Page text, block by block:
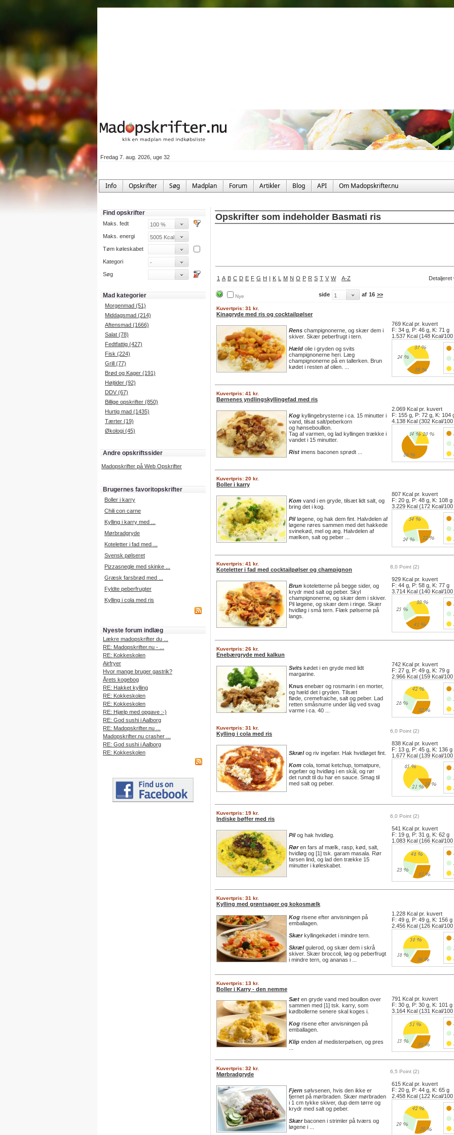
Fredag 7. aug. 2026, uge 32
Info Opskrifter Søg Madplan Forum Artikler Blog API Om Madopskrifter.nu
Find opskrifter
Maks. fedt
Maks. energi
Tøm køleskabet
Kategori
Søg
Mad kategorier
Morgenmad (51)
Middagsmad (214)
Aftensmad (1666)
Salat (78)
Fedtfattig (427)
Fisk (224)
Grill (77)
Brød og Kager (191)
Højtider (92)
DDV (67)
Billige opskrifter (850)
Hurtig mad (1435)
Tærter (19)
Økologi (45)
Andre opskriftssider
Madopskrifter på Web Opskrifter
Brugernes favoritopskrifter
Boller i karry
Chili con carne
Kylling i karry med ...
Mørbradgryde
Koteletter i fad med ...
Svensk pølseret
Pizzasnegle med skinke ...
Græsk farsbrød med ...
Fyldte peberfrugter
Kylling i cola med ris
Nyeste forum indlæg
Lækre madopskrifter du ...
RE: Madopskrifter.nu - ...
RE: Kokkeskolen
Airfryer
Hvor mange bruger gastrik?
Årets kogebog
RE: Hakket kylling
RE: Kokkeskolen
RE: Kokkeskolen
RE: Hjælp med opgave :-)
RE: God sushi i Aalborg
RE: Madopskrifter.nu ...
Madopskrifter.nu crasher ...
RE: God sushi i Aalborg
RE: Kokkeskolen
Opskrifter som indeholder Basmati ris
1 A B C D E F G H I K L M N O P R S T V W A-Z Detaljeret
Nye side af 16 >>
Kuvertpris: 31 kr.
Kinagryde med ris og cocktailpølser
Rens champignonerne, og skær dem i
skiver. Skær peberfrugt i tern.
Hæld olie i gryden og svits
champignonerne heri. Læg
champignonerne på en tallerken. Brun
kødet i resten af olien. ...
769 Kcal pr. kuvert
F: 34 g, P: 46 g, K: 71 g
1.537 Kcal (148 Kcal/100
Kuvertpris: 41 kr.
Børnenes yndlingskyllingefad med ris
Kog kyllingebrysterne i ca. 15 minutter i
vand, tilsat salt/peberkorn
og hønseboullion.
Tag af varmen, og lad kyllingen trække i
vandet i 15 minutter.
Rist imens baconen sprødt ...
2.069 Kcal pr. kuvert
F: 155 g, P: 72 g, K: 104
4.138 Kcal (302 Kcal/100
Kuvertpris: 20 kr.
Boller i karry
Kom vand i en gryde, tilsæt lidt salt, og
bring det i kog.
Pilløgene, og hak dem fint. Halvdelen af
løgene røres sammen med det hakkede
svinekød, mel og æg. Halvdelen af
mælken, salt og peber ...
807 Kcal pr. kuvert
F: 20 g, P: 48 g, K: 108 g
3.229 Kcal (172 Kcal/100
Kuvertpris: 41 kr.
Koteletter i fad med cocktailpølser og champignon 8,0 Point (2)
Brun koteletterne på begge sider, og
krydr med salt og peber. Skyl
champignonerne, og skær dem i skiver.
Pil løgene, og skær dem i ringe. Skær
hvidløg i små tern. Flæk pølserne på
langs.
929 Kcal pr. kuvert
F: 44 g, P: 58 g, K: 77 g
3.714 Kcal (140 Kcal/100
Kuvertpris: 26 kr.
Enebærgryde med kalkun
Svits kødet i en gryde med lidt
margarine.
Knus enebær og rosmarin i en morter,
og hæld det i gryden. Tilsæt
fløde, cremefraiche, salt og peber. Lad
retten småsnurre under låg ved svag
varme i ca. 40 ...
742 Kcal pr. kuvert
F: 27 g, P: 49 g, K: 79 g
2.966 Kcal (159 Kcal/100
Kuvertpris: 31 kr.
Kylling i cola med ris 6,0 Point (2)
Skrælog riv ingefær. Hak hvidløget fint.
Kom cola, tomat ketchup, tomatpure,
ingefær og hvidløg i en skål, og rør
det rundt til du har en sauce. Smag til
med salt og peber.
838 Kcal pr. kuvert
F: 13 g, P: 45 g, K: 136 g
1.677 Kcal (139 Kcal/100
Kuvertpris: 19 kr.
Indiske bøffer med ris 6,0 Point (2)
Pilog hak hvidløg.
Røren fars af mælk, rasp, kød, salt,
hvidløg og [1] tsk. garam masala. Rør
farsen lind, og lad den trække 15
minutter i køleskabet.
541 Kcal pr. kuvert
F: 19 g, P: 31 g, K: 62 g
1.083 Kcal (166 Kcal/100
Kuvertpris: 31 kr.
Kylling med grøntsager og kokosmælk
Kog risene efter anvisningen på
emballagen.
Skærkyllingekødet i mindre tern.
Skrælgulerod, og skær dem i skrå
skiver. Skær broccoli, løg og peberfrugt
i mindre tern, og ananas i ...
1.228 Kcal pr. kuvert
F: 49 g, P: 49 g, K: 156 g
2.456 Kcal (126 Kcal/100
Kuvertpris: 13 kr.
Boller i Karry - den nemme
Sæt en gryde vand med bouillon over
sammen med [1] tsk. karry, som
kødbollerne senere skal koges i.
Kog risene efter anvisningen på
emballagen.
Klip enden af medisterpølsen, og pres
791 Kcal pr. kuvert
F: 30 g, P: 30 g, K: 101 g
3.164 Kcal (131 Kcal/100
Kuvertpris: 32 kr.
Mørbradgryde 6,5 Point (2)
Fjern sølvsenen, hvis den ikke er
fjernet på mørbraden. Skær mørbraden
i 1 cm tykke skiver, dup dem tørre og
krydr med salt og peber.
Skærbaconen i strimler på tværs og
løgene i ...
615 Kcal pr. kuvert
F: 20 g, P: 44 g, K: 65 g
2.458 Kcal (122 Kcal/100